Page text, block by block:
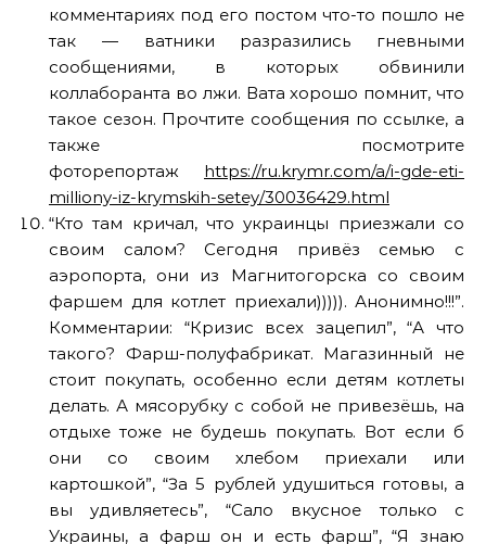
комментариях под его постом что-то пошло не
так — ватники разразились гневными
сообщениями, в которых обвинили
коллаборанта во лжи. Вата хорошо помнит, что
такое сезон. Прочтите сообщения по ссылке, а
также посмотрите
фоторепортаж https://ru.krymr.com/a/i-gde-eti-
milliony-iz-krymskih-setey/30036429.html
“Кто там кричал, что украинцы приезжали со
своим салом? Сегодня привёз семью с
аэропорта, они из Магнитогорска со своим
фаршем для котлет приехали))))). Анонимно!!!”.
Комментарии: “Кризис всех зацепил”, “А что
такого? Фарш-полуфабрикат. Магазинный не
стоит покупать, особенно если детям котлеты
делать. А мясорубку с собой не привезёшь, на
отдыхе тоже не будешь покупать. Вот если б
они со своим хлебом приехали или
картошкой”, “За 5 рублей удушиться готовы, а
вы удивляетесь”, “Сало вкусное только с
Украины, а фарш он и есть фарш”, “Я знаю